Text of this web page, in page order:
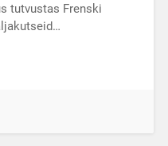
tutvustas Frenski